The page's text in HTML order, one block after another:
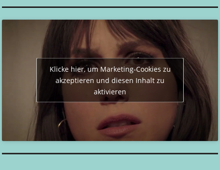
Klicke hier, um Marketing-Cookies zu
akzeptieren und diesen Inhalt zu
aktivieren